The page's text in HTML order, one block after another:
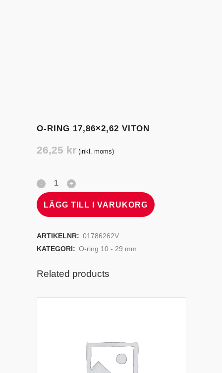
O-RING 17,86×2,62 VITON
26,25 kr (inkl. moms)
LÄGG TILL I VARUKORG
ARTIKELNR: 01786262V
KATEGORI: O-ring 10 - 29 mm
Related products